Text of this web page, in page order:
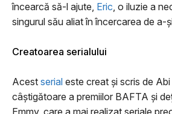
încearcă să-l ajute, Eric, o iluzie a
singurul său aliat în încercarea de a-
Creatoarea serialului
Acest serial este creat și scris de
câștigătoare a premiilor BAFTA și
Emmy, care a mai realizat seriale